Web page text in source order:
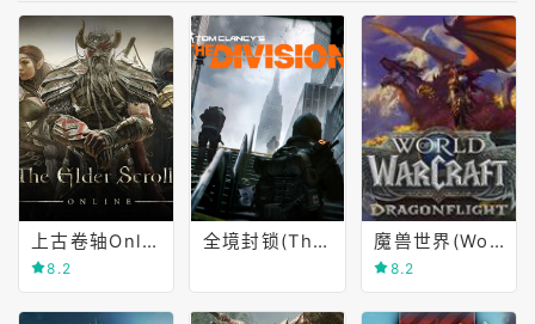
上古卷轴Online(The Elder Scrolls Online)
8.2
全境封锁(The Division) 魔兽世界(World of Warcraft)
8.2